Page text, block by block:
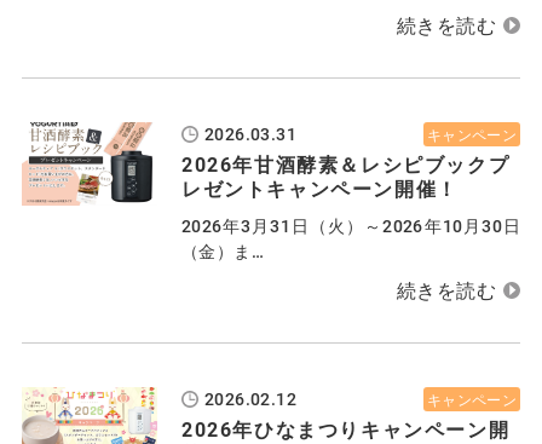
2026.03.31 キャンペーン
2026年甘酒酵素＆レシピブックプ
レゼントキャンペーン開催！
2026年3月31日（火）～2026年10月30日
（金）ま…
2026.02.12 キャンペーン
2026年ひなまつりキャンペーン開